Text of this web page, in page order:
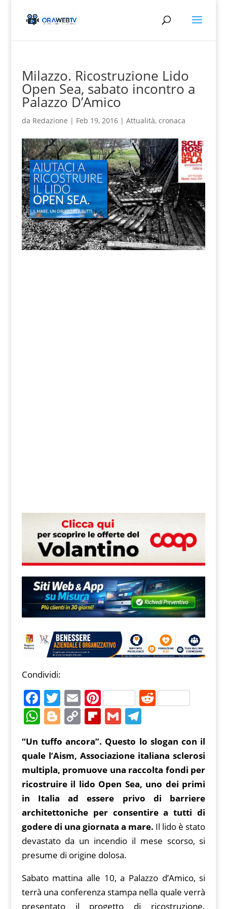
Milazzo. Ricostruzione Lido
Open Sea, sabato incontro a
Palazzo D’Amico
da Redazione | Feb 19, 2016| Attualità, cronaca
Condividi:
F
a
c
e
b
o
o
k
T
w
itt
er
E
m
ai
l
Pi
nt
er
e
st
R
di
t
W
at
s
A
p
p
Bl
g
g
er
C
p
y
Li
n
k
Fl
b
o
ar
d
G
ai
l
T
el
e
gr
a
m
“Un tuffo ancora”. Questo lo slogan con il
quale l’Aism, Associazione italiana sclerosi
multipla, promuove una raccolta fondi per
ricostruire il lido Open Sea, uno dei primi
in Italia ad essere privo di barriere
architettoniche per consentire a tutti di
godere di una giornata a mare. Il lido è stato
devastato da un incendio il mese scorso, si
presume di origine dolosa.
Sabato mattina alle 10, a Palazzo d’Amico, si
terrà una conferenza stampa nella quale verrà
presentato il progetto di ricostruzione.